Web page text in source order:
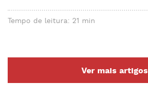
Tempo de leitura: 21 min
Ver mais artigos